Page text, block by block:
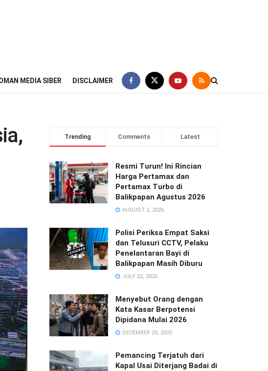
MEDIA SIBER DISCLAIMER
Trending Comments Latest
Resmi Turun! Ini Rincian
Harga Pertamax dan
Pertamax Turbo di
Balikpapan Agustus 2026
AUGUST 2, 2026
Polisi Periksa Empat Saksi
dan Telusuri CCTV, Pelaku
Penelantaran Bayi di
Balikpapan Masih Diburu
JULY 22, 2026
Menyebut Orang dengan
Kata Kasar Berpotensi
Dipidana Mulai 2026
DECEMBER 25, 2025
Pemancing Terjatuh dari
Kapal Usai Diterjang Badai di